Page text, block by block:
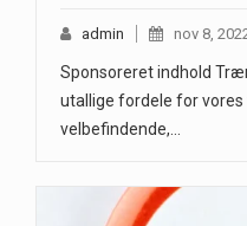
admin nov 8,
Sponsoreret indhold
utallige fordele for
velbefindende,…